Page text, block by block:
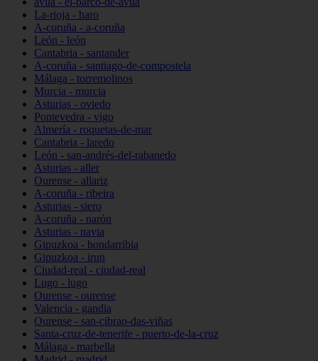
La-rioja - haro
A-coruña - a-coruña
León - león
Cantabria - santander
A-coruña - santiago-de-compostela
Málaga - torremolinos
Murcia - murcia
Asturias - oviedo
Pontevedra - vigo
Almería - roquetas-de-mar
Cantabria - laredo
León - san-andrés-del-rabanedo
Asturias - aller
Ourense - allariz
A-coruña - ribeira
Asturias - siero
A-coruña - narón
Asturias - navia
Gipuzkoa - hondarribia
Gipuzkoa - irun
Ciudad-real - ciudad-real
Lugo - lugo
Ourense - ourense
Valencia - gandia
Ourense - san-cibrao-das-viñas
Santa-cruz-de-tenerife - puerto-de-la-cruz
Málaga - marbella